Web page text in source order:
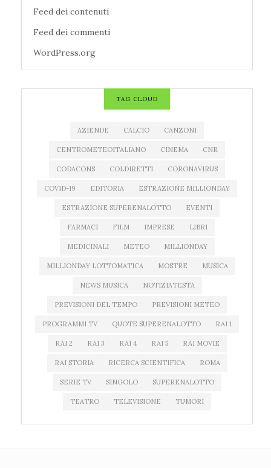
Feed dei contenuti
Feed dei commenti
WordPress.org
TAG CLOUD
AZIENDE CALCIO CANZONI
CENTROMETEOITALIANO CINEMA CNR
CODACONS COLDIRETTI CORONAVIRUS
COVID-19 EDITORIA ESTRAZIONE MILLIONDAY
ESTRAZIONE SUPERENALOTTO EVENTI
FARMACI FILM IMPRESE LIBRI
MEDICINALI METEO MILLIONDAY
MILLIONDAY LOTTOMATICA MOSTRE MUSICA
NEWS MUSICA NOTIZIATESTA
PREVISIONI DEL TEMPO PREVISIONI METEO
PROGRAMMI TV QUOTE SUPERENALOTTO RAI 1
RAI 2 RAI 3 RAI 4 RAI 5 RAI MOVIE
RAI STORIA RICERCA SCIENTIFICA ROMA
SERIE TV SINGOLO SUPERENALOTTO
TEATRO TELEVISIONE TUMORI